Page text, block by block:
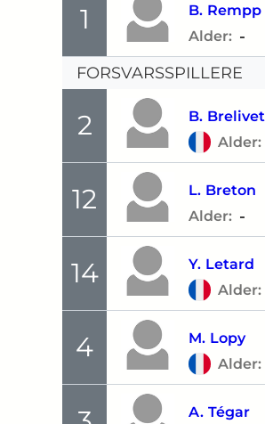
1 B. Rempp
Alder: -
FORSVARSSPILLERE
2 B. Brelivet
Alder:
12 L. Breton
Alder: -
14 Y. Letard
Alder:
4 M. Lopy
Alder:
A. Tégar